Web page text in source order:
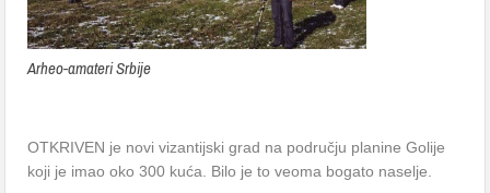
Arheo-amateri Srbije
OTKRIVEN je novi vizantijski grad na području planine Golije
koji je imao oko 300 kuća. Bilo je to veoma bogato naselje.